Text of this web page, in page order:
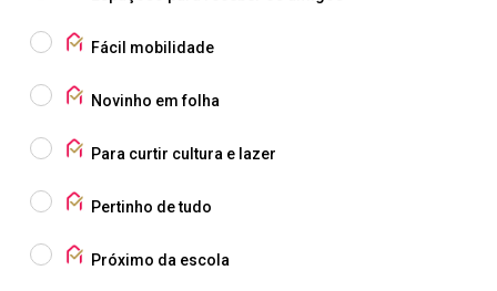
Fácil mobilidade
Novinho em folha
Para curtir cultura e lazer
Pertinho de tudo
Próximo da escola